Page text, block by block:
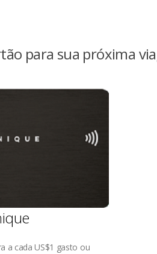
para sua próxima
a cada US$1 gasto ou